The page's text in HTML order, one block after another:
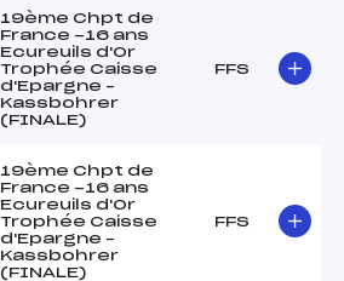
19ème Chpt de
France -16 ans
Ecureuils d'Or
Trophée Caisse
d'Epargne –
Kassbohrer
(FINALE)
FFS
19ème Chpt de
France -16 ans
Ecureuils d'Or
Trophée Caisse
d'Epargne –
Kassbohrer
(FINALE)
FFS